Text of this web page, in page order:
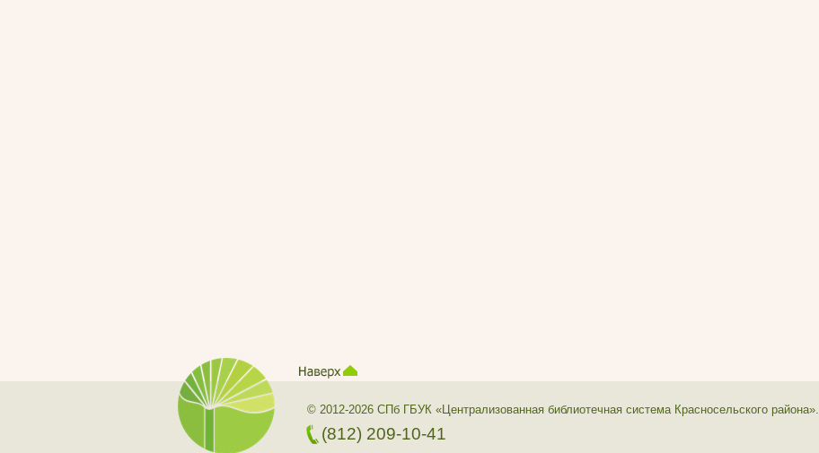
© 2012-2026 СПб ГБУК «Централизованная библиотечная система Красносельского района».
(812) 209-10-41